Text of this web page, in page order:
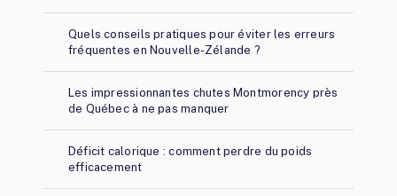
Quels conseils pratiques pour éviter les erreurs
fréquentes en Nouvelle-Zélande ?
Les impressionnantes chutes Montmorency près
de Québec à ne pas manquer
Déficit calorique : comment perdre du poids
efficacement